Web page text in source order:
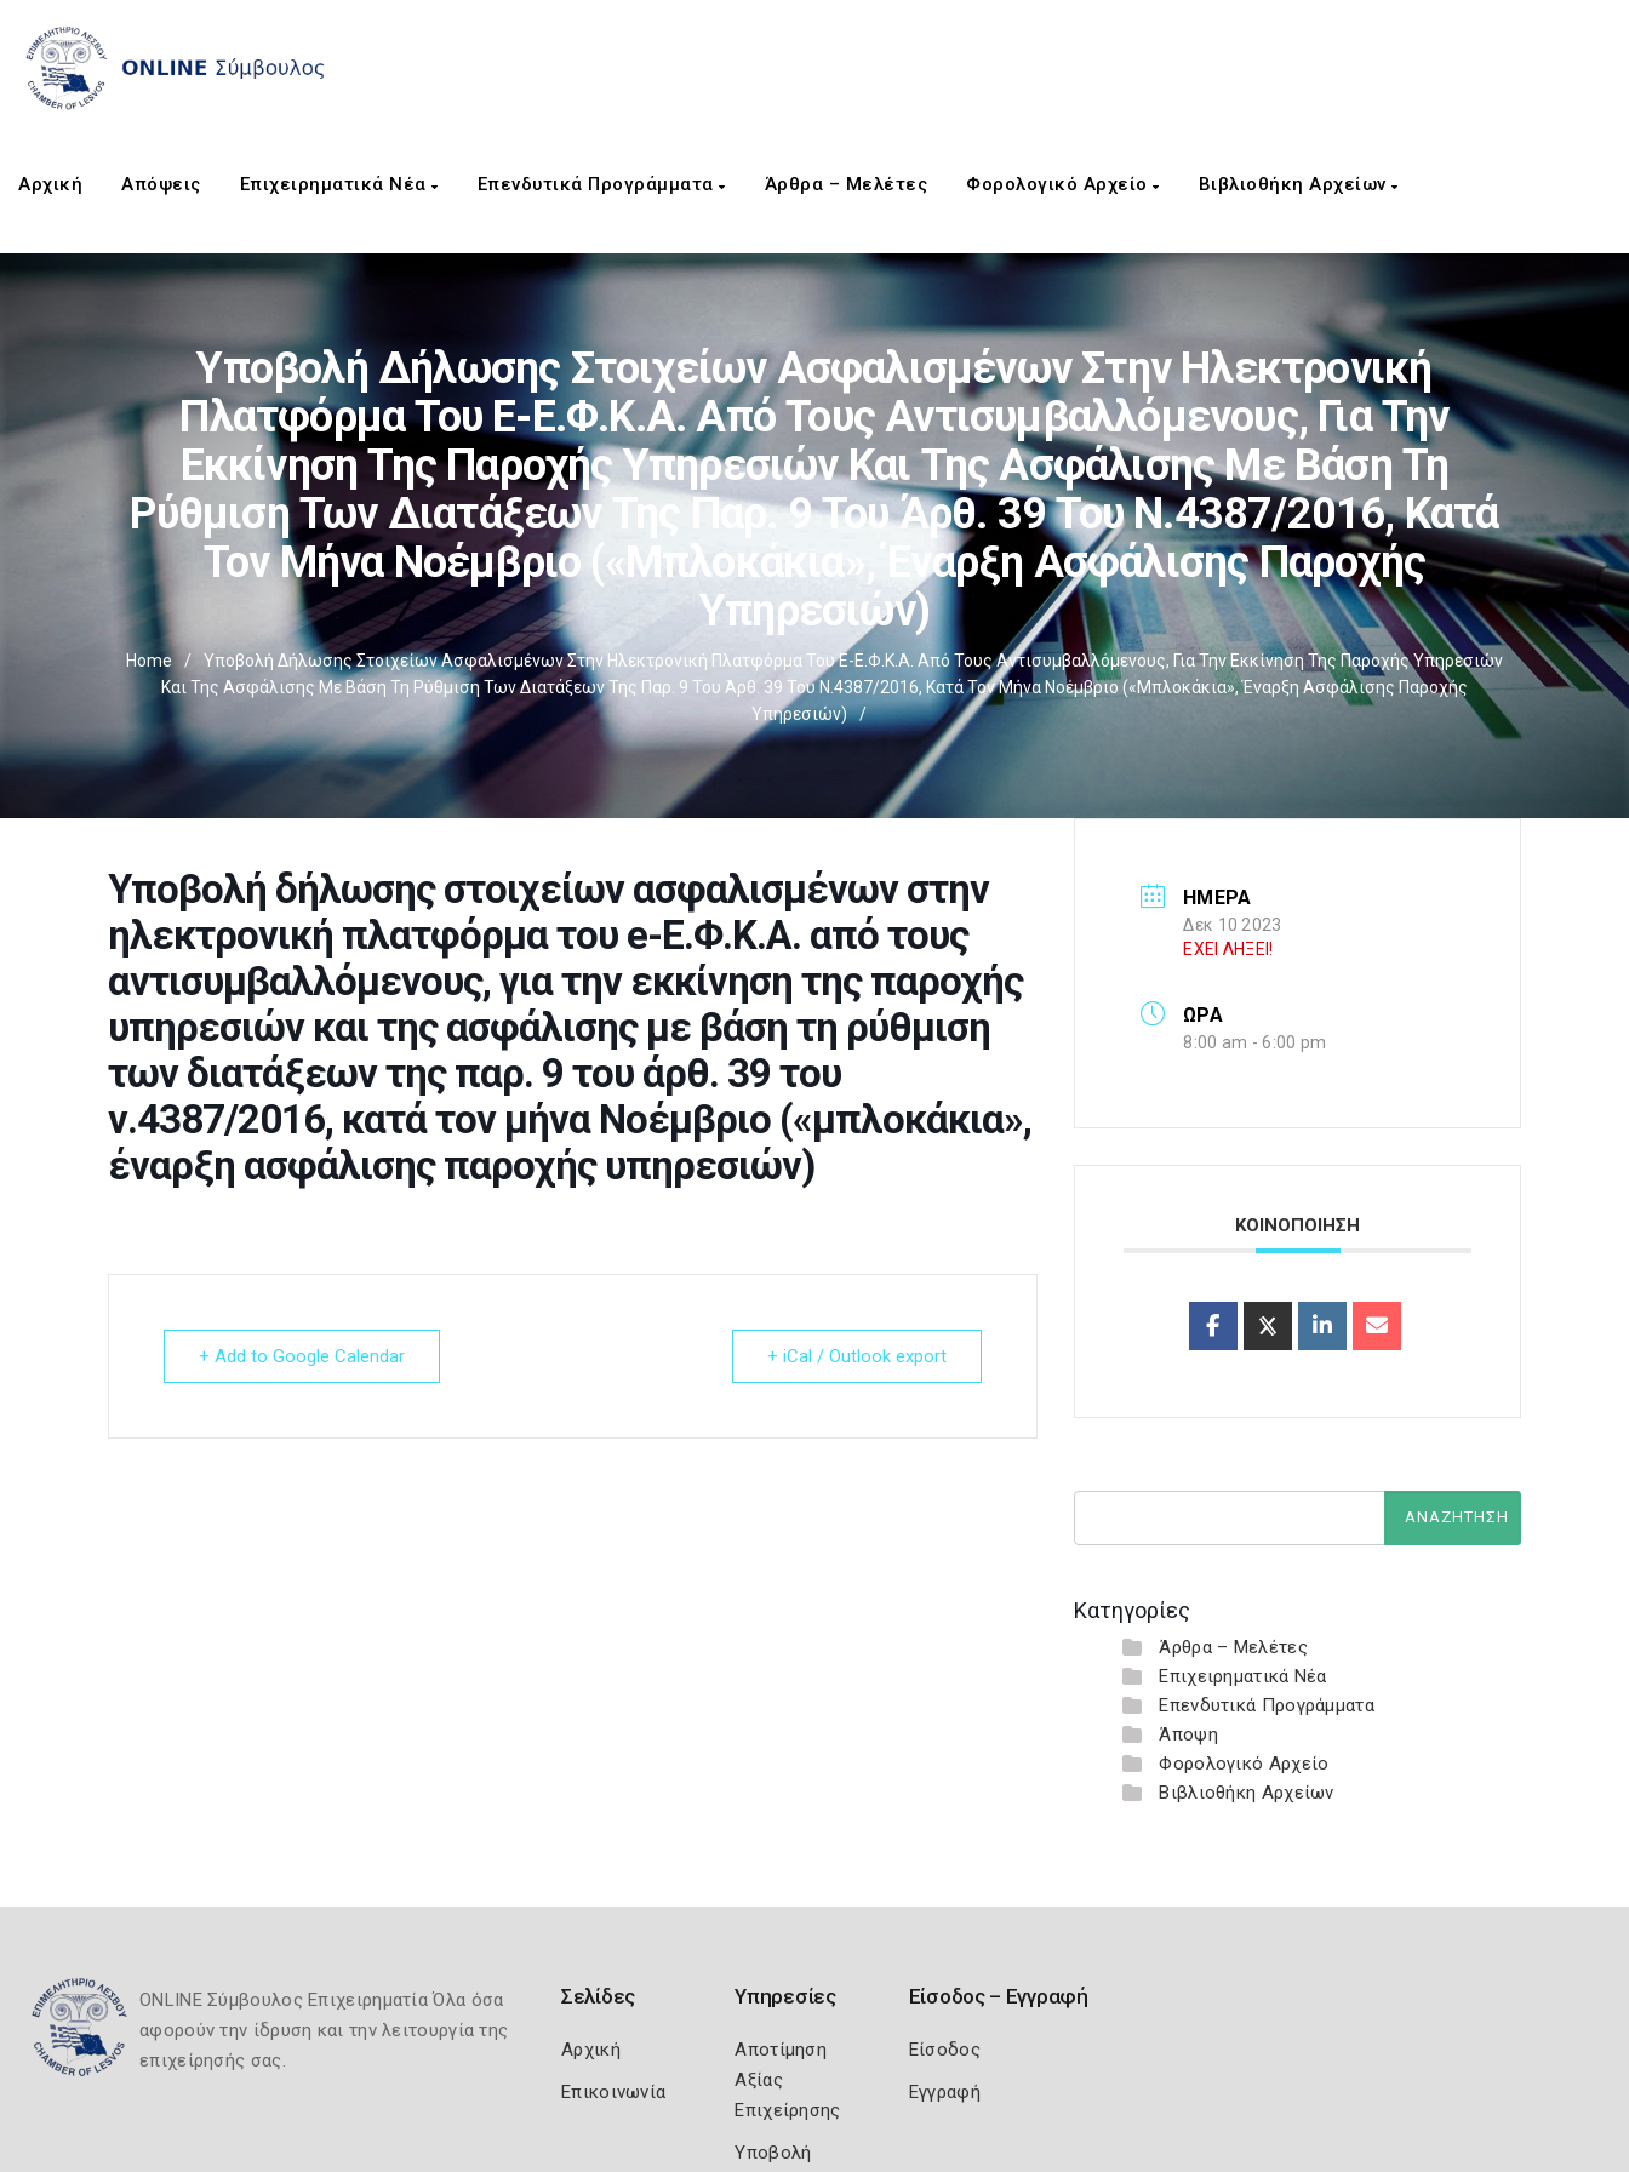
Αρχική Απόψεις Επιχειρηματικά Νέα Επενδυτικά Προγράμματα Άρθρα – Μελέτες Φορολογικό Αρχείο Βιβλιοθήκη Αρχείων
Υποβολή Δήλωσης Στοιχείων Ασφαλισμένων Στην Ηλεκτρονική
Πλατφόρμα Του E-Ε.Φ.Κ.Α. Από Τους Αντισυμβαλλόμενους, Για Την
Εκκίνηση Της Παροχής Υπηρεσιών Και Της Ασφάλισης Με Βάση Τη
Ρύθμιση Των Διατάξεων Της Παρ. 9 Του Άρθ. 39 Του Ν.4387/2016, Κατά
Τον Μήνα Νοέμβριο («μπλοκάκια», Έναρξη Ασφάλισης Παροχής
Υπηρεσιών)
Home /
Υποβολή Δήλωσης Στοιχείων Ασφαλισμένων Στην Ηλεκτρονική Πλατφόρμα Του E-Ε.Φ.Κ.Α. Από Τους Αντισυμβαλλόμενους, Για Την Εκκίνηση Της Παροχής Υπηρεσιών
Και Της Ασφάλισης Με Βάση Τη Ρύθμιση Των Διατάξεων Της Παρ. 9 Του Άρθ. 39 Του Ν.4387/2016, Κατά Τον Μήνα Νοέμβριο («μπλοκάκια», Έναρξη Ασφάλισης Παροχής
Υπηρεσιών)
/
Υποβολή δήλωσης στοιχείων ασφαλισμένων στην
ηλεκτρονική πλατφόρμα του e-Ε.Φ.Κ.Α. από τους
αντισυμβαλλόμενους, για την εκκίνηση της παροχής
υπηρεσιών και της ασφάλισης με βάση τη ρύθμιση
των διατάξεων της παρ. 9 του άρθ. 39 του
ν.4387/2016, κατά τον μήνα Νοέμβριο («μπλοκάκια»,
έναρξη ασφάλισης παροχής υπηρεσιών)
+ Add to Google Calendar + iCal / Outlook export
ΗΜΕΡΑ
Δεκ 10 2023
ΕΧΕΙ ΛΗΞΕΙ!
ΩΡΑ
8:00 am - 6:00 pm
ΚΟΙΝΟΠΟΙΗΣΗ
Κατηγορίες
Άρθρα – Μελέτες
Επιχειρηματικά Νέα
Επενδυτικά Προγράμματα
Άποψη
Φορολογικό Αρχείο
Βιβλιοθήκη Αρχείων
ONLINE Σύμβουλος Επιχειρηματία Όλα όσα
αφορούν την ίδρυση και την λειτουργία της
επιχείρησής σας.
Σελίδες
Αρχική
Επικοινωνία
Υπηρεσίες
Αποτίμηση
Αξίας
Επιχείρησης
Υποβολή
Είσοδος – Εγγραφή
Είσοδος
Εγγραφή